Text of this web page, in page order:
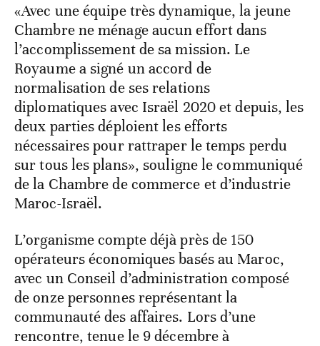
«Avec une équipe très dynamique, la jeune
Chambre ne ménage aucun effort dans
l’accomplissement de sa mission. Le
Royaume a signé un accord de
normalisation de ses relations
diplomatiques avec Israël 2020 et depuis, les
deux parties déploient les efforts
nécessaires pour rattraper le temps perdu
sur tous les plans», souligne le communiqué
de la Chambre de commerce et d’industrie
Maroc-Israël.
L’organisme compte déjà près de 150
opérateurs économiques basés au Maroc,
avec un Conseil d’administration composé
de onze personnes représentant la
communauté des affaires. Lors d’une
rencontre, tenue le 9 décembre à